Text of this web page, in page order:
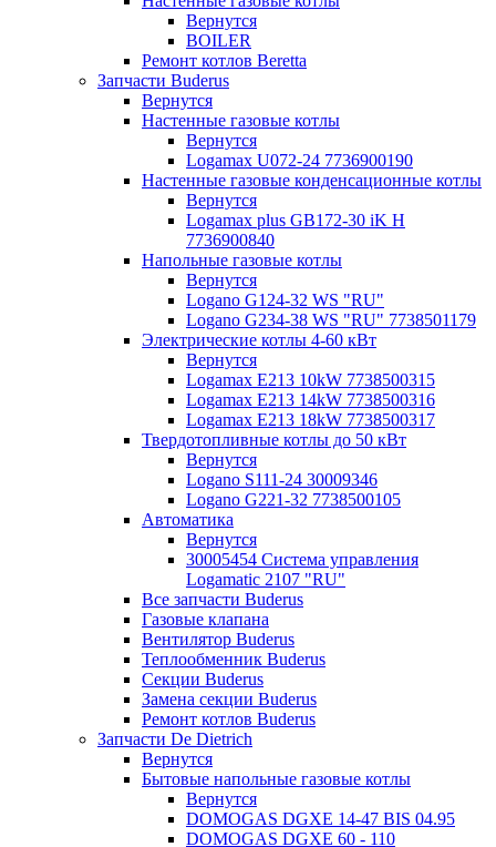
Вернутся
BOILER
Ремонт котлов Beretta
Запчасти Buderus
Вернутся
Настенные газовые котлы
Вернутся
Logamax U072-24 7736900190
Настенные газовые конденсационные котлы
Вернутся
Logamax plus GB172-30 iK H
7736900840
Напольные газовые котлы
Вернутся
Logano G124-32 WS "RU"
Logano G234-38 WS "RU" 7738501179
Электрические котлы 4-60 кВт
Вернутся
Logamax E213 10kW 7738500315
Logamax E213 14kW 7738500316
Logamax E213 18kW 7738500317
Твердотопливные котлы до 50 кВт
Вернутся
Logano S111-24 30009346
Logano G221-32 7738500105
Автоматика
Вернутся
30005454 Система управления
Logamatic 2107 "RU"
Все запчасти Buderus
Газовые клапана
Вентилятор Buderus
Теплообменник Buderus
Секции Buderus
Замена секции Buderus
Ремонт котлов Buderus
Запчасти De Dietrich
Вернутся
Бытовые напольные газовые котлы
Вернутся
DOMOGAS DGXE 14-47 BIS 04.95
DOMOGAS DGXE 60 - 110